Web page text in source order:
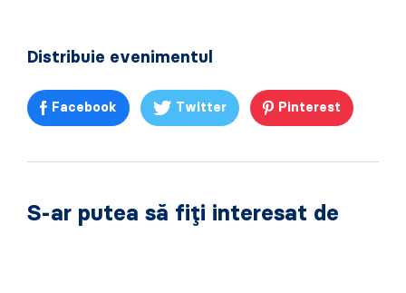
Distribuie evenimentul
Facebook Twitter Pinterest
S-ar putea să fiți interesat de